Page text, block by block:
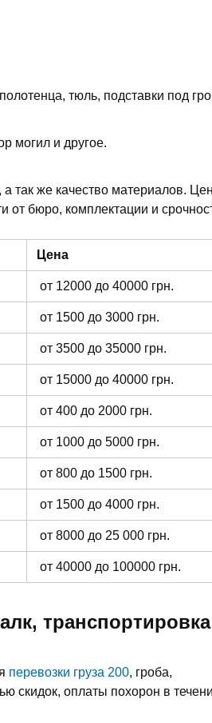
тюль, подставки под
могил и другое.
а так же качество материалов.
от бюро, комплектации и
Цена
от 12000 до 40000 грн.
от 1500 до 3000 грн.
от 3500 до 35000 грн.
от 15000 до 40000 грн.
от 400 до 2000 грн.
от 1000 до 5000 грн.
от 800 до 1500 грн.
от 1500 до 4000 грн.
от 8000 до 25 000 грн.
от 40000 до 100000 грн.
транспортировка
перевозки груза 200, гроба,
скидок, оплаты похорон в